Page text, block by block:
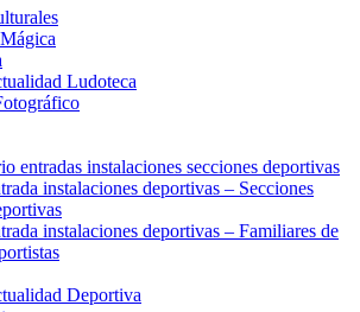
Ludoteca
entradas instalaciones secciones deportivas
instalaciones deportivas – Secciones
instalaciones deportivas – Familiares de
Deportiva